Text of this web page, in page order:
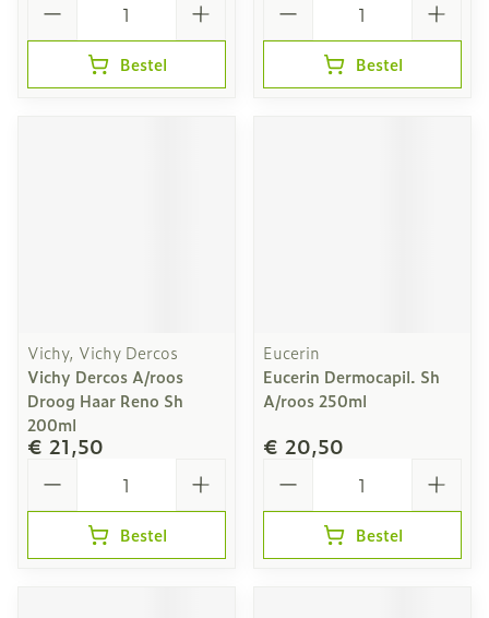
Bestel Bestel
Vichy, Vichy Dercos
Vichy Dercos A/roos
Droog Haar Reno Sh
200ml
€ 21,50
Bestel
Eucerin
Eucerin Dermocapil. Sh
A/roos 250ml
€ 20,50
Bestel